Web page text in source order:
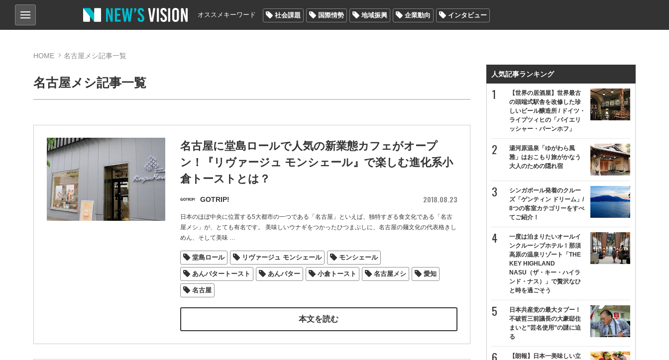
オススメキーワード 社会課題 国際情勢 地域振興 企業動向 インタビュー
HOME 名古屋メシ記事一覧
名古屋メシ記事一覧
名古屋に堂島ロールで人気の新業態カフェがオープ
ン！『リヴァージュ モンシェール』で楽しむ進化系小
倉トーストとは？
GOTRIP! 2018.08.23
日本のほぼ中央に位置する5大都市の一つである「名古屋」といえば、独特すぎる食文化である「名古
屋メシ」が、とても有名です。 美味しいウナギをつかったひつまぶしに、名古屋の麺文化の代表格きし
めん、そして美味…
堂島ロール リヴァージュ モンシェール モンシェール
あんバタートースト あんバター 小倉トースト 名古屋メシ 愛知
名古屋
本文を読む
人気記事ランキング
【世界の居酒屋】世界最古
の頭端式駅舎を改修した珍
しいビール醸造所 / ドイツ・
ライプツィヒの「バイエリ
ッシャー・バーンホフ」
湯河原温泉「ゆがわら風
雅」はおこもり旅がかなう
大人のための隠れ宿
シンガポール発着のクルー
ズ「ゲンティン ドリーム」/
8つの客室カテゴリーをすべ
てご紹介！
一度は泊まりたいオールイ
ンクルーシブホテル！那須
高原の温泉リゾート「THE
KEY HIGHLAND
NASU（ザ・キー・ハイラ
ンド・ナス）」で贅沢なひ
と時を過ごそう
日本共産党の最大タブー！
不破哲三前議長の大豪邸住
まいと”芸名使用”の謎に迫
る
【朗報】日本一美味しい立